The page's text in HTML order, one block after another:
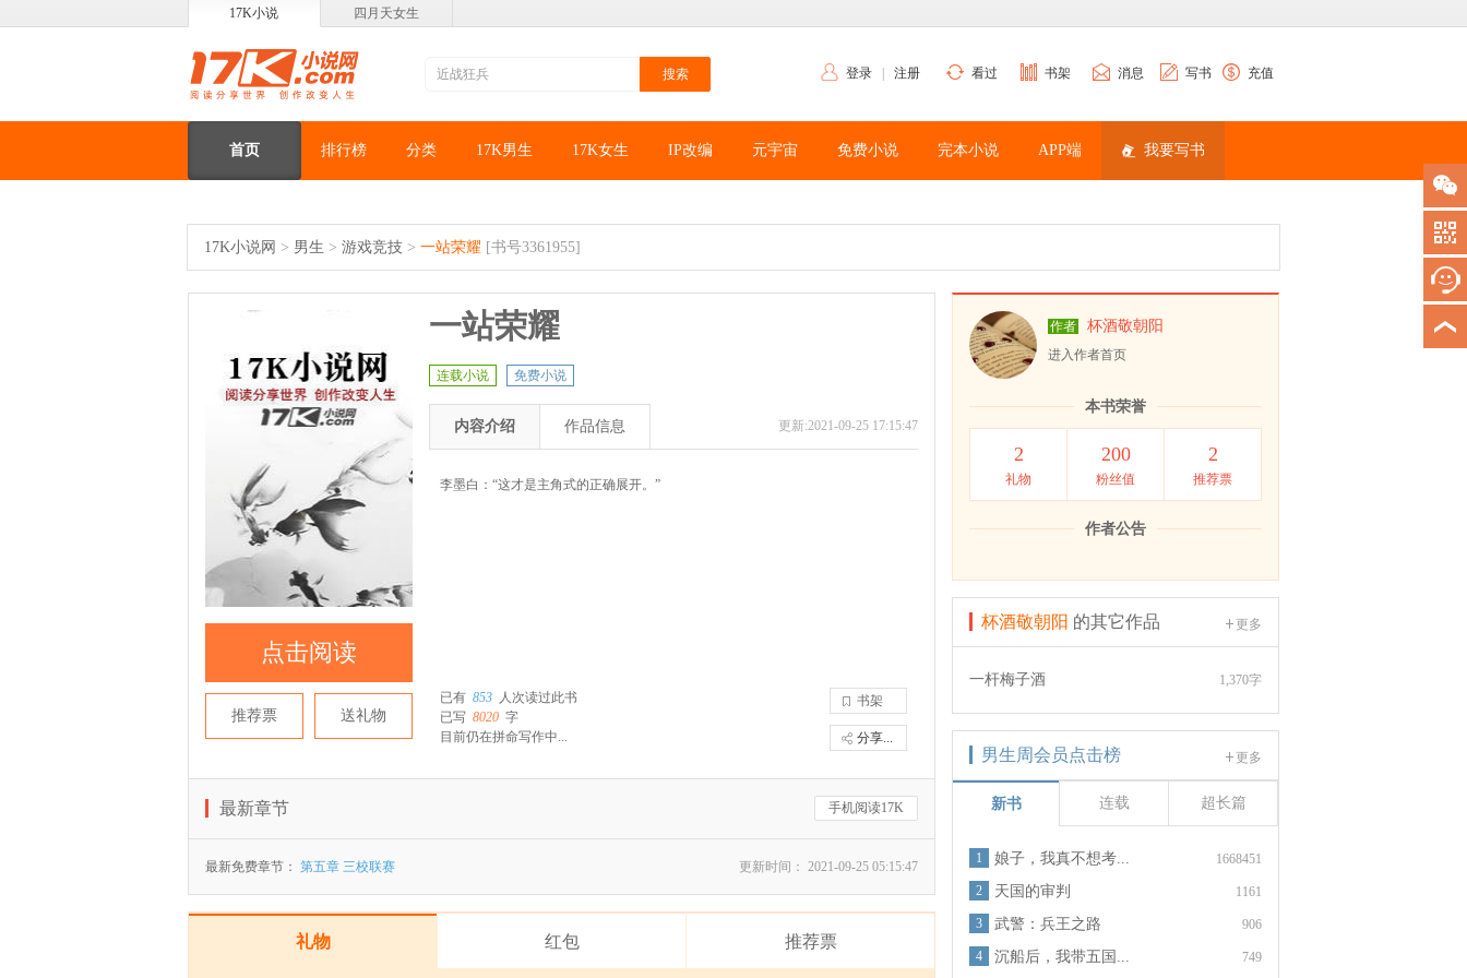
17K小说 四月天女生
登录 注册 看过 书架 消息 写书 充值
首页 排行榜 分类 17K男生 17K女生 IP改编 元宇宙 免费小说 完本小说 APP端 我要写书
17K小说网 > 男生 > 游戏竞技 > 一站荣耀 [书号3361955]
点击阅读
推荐票 送礼物
一站荣耀
连载小说 免费小说
更新:2021-09-25 17:15:47
内容介绍 作品信息
李墨白：“这才是主角式的正确展开。”
书架
分享...
已有 853 人次读过此书
已写 8020 字
目前仍在拼命写作中...
手机阅读17K
最新章节
更新时间： 2021-09-25 05:15:47
最新免费章节： 第五章 三校联赛
礼物 红包 推荐票
作者 杯酒敬朝阳
进入作者首页
本书荣誉
2
礼物
200
粉丝值
2
推荐票
作者公告
更多
杯酒敬朝阳 的其它作品
1,370字
一杆梅子酒
更多
男生周会员点击榜
新书 连载 超长篇
1668451
1 娘子，我真不想考...
1161
2 天国的审判
906
3 武警：兵王之路
749
4 沉船后，我带五国...